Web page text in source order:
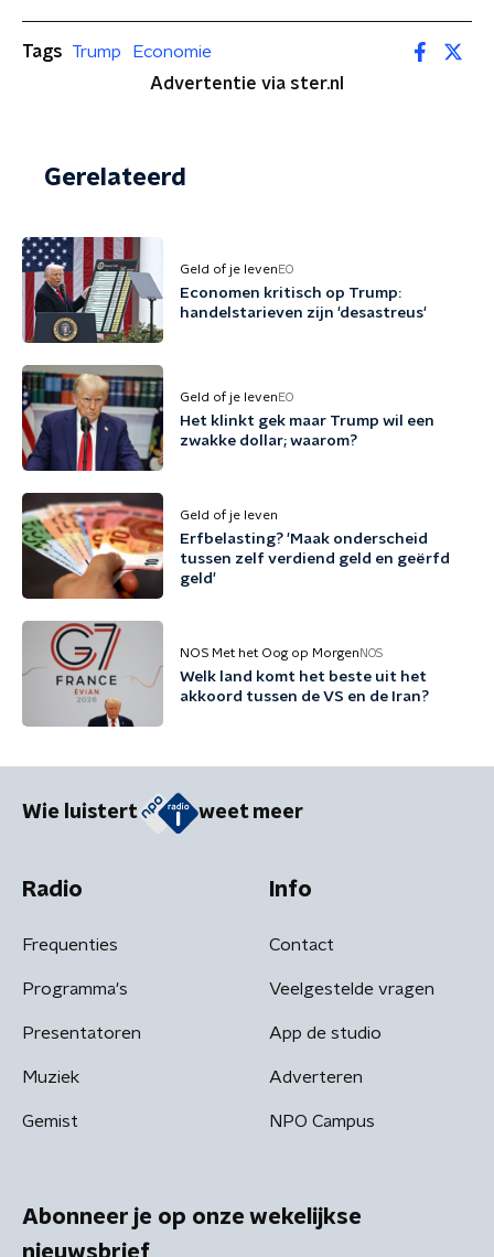
Tags Trump
Economie
Advertentie via ster.nl
Gerelateerd
Geld of je leven EO
Economen kritisch op Trump:
handelstarieven zijn 'desastreus'
Geld of je leven EO
Het klinkt gek maar Trump wil een
zwakke dollar; waarom?
Geld of je leven
Erfbelasting? 'Maak onderscheid
tussen zelf verdiend geld en geërfd
geld'
NOS Met het Oog op Morgen NOS
Welk land komt het beste uit het
akkoord tussen de VS en de Iran?
Wie luistert weet meer
Radio
Frequenties
Programma's
Presentatoren
Muziek
Gemist
Info
Contact
Veelgestelde vragen
App de studio
Adverteren
NPO Campus
Abonneer je op onze wekelijkse
nieuwsbrief